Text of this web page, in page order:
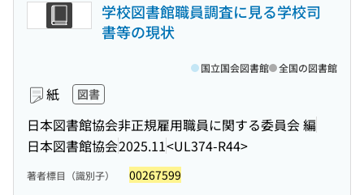
学校図書館職員調査に見る学校司
書等の現状
紙 図書
日本図書館協会非正規雇用職員に関する委員会 編
日本図書館協会2025.11<UL374-R44>
国立国会図書館 全国の図書館
著者標目（識別子） 00267599